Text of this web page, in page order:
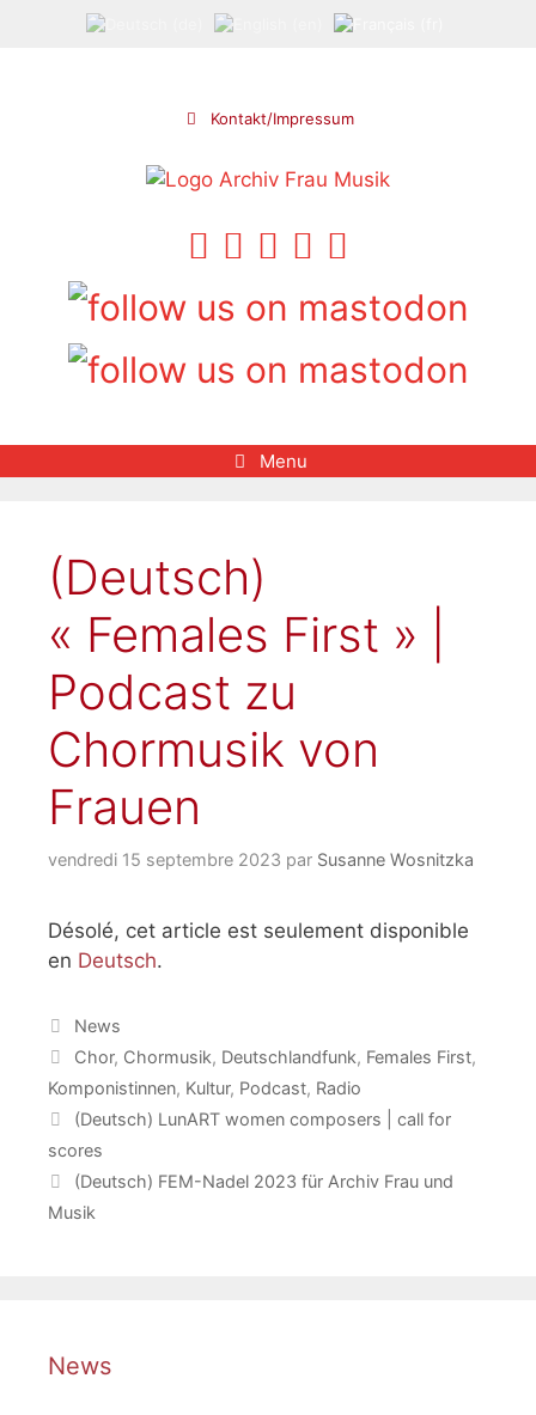
Kontakt/Impressum
Menu
(Deutsch)
« Females First » |
Podcast zu
Chormusik von
Frauen
vendredi 15 septembre 2023 par Susanne Wosnitzka
Désolé, cet article est seulement disponible
en Deutsch.
Catégories
News
Étiquettes
Chor, Chormusik, Deutschlandfunk, Females First,
Komponistinnen, Kultur, Podcast, Radio
(Deutsch) LunART women composers | call for
scores
(Deutsch) FEM-Nadel 2023 für Archiv Frau und
Musik
News